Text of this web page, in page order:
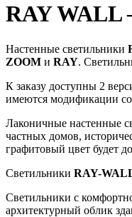
RAY WALL
Настенные светильники
ZOOM и RAY.
К заказу доступны 2
имеются модификации со
Лаконичные настенные
частных домов,
графитовый цвет будет
Светильники RAY-
Светильники с
архитектурный облик